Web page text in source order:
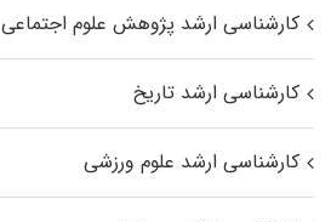
کارشناسی ارشد پژوهش علوم اجتماعی
کارشناسی ارشد تاریخ
کارشناسی ارشد علوم ورزشی